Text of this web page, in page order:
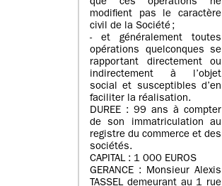
que ces opérations ne
modifient pas le caractère
civil de la Société ;
- et généralement toutes
opérations quelconques se
rapportant directement ou
indirectement à l’objet
social et susceptibles d’en
faciliter la réalisation.
DUREE : 99 ans à compter
de son immatriculation au
registre du commerce et des
sociétés.
CAPITAL : 1 000 EUROS
GERANCE : Monsieur Alexis
TASSEL demeurant au 1 rue